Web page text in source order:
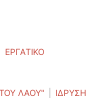
ΕΡΓΑΤΙΚΟ
ΛΑΟΥ"
ΙΔΡΥΣΗ